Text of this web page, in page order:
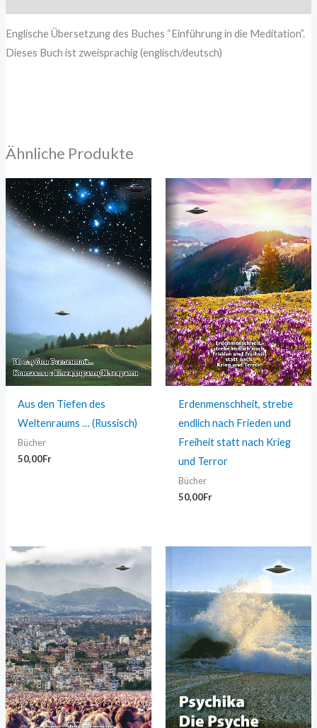
Englische Übersetzung des Buches “Einführung in die Meditation”.
Dieses Buch ist zweisprachig (englisch/deutsch)
Ähnliche Produkte
Aus den Tiefen des
Weltenraums … (Russisch)
Bücher
50,00Fr
Erdenmenschheit, strebe
endlich nach Frieden und
Freiheit statt nach Krieg
und Terror
Bücher
50,00Fr